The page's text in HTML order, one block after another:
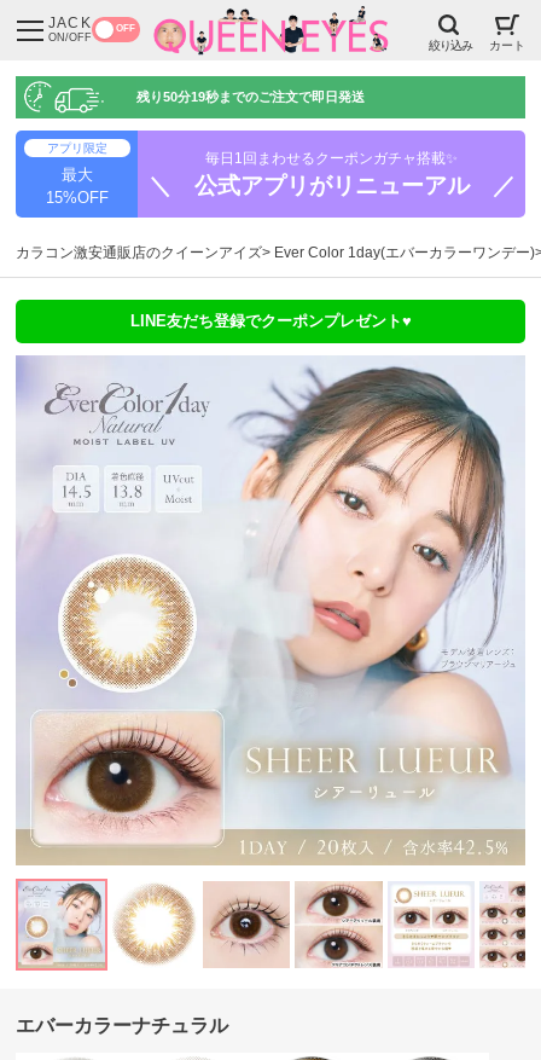
JACK
ON/OFF
OFF
絞り込み カート
残り50分18秒までのご注文で即日発送
アプリ限定
最大
15%OFF
毎日1回まわせるクーポンガチャ搭載✨
＼ 公式アプリがリニューアル ／
カラコン激安通販店のクイーンアイズ Ever Color 1day(エバーカラーワンデー)
LINE友だち登録でクーポンプレゼント♥
エバーカラーナチュラル